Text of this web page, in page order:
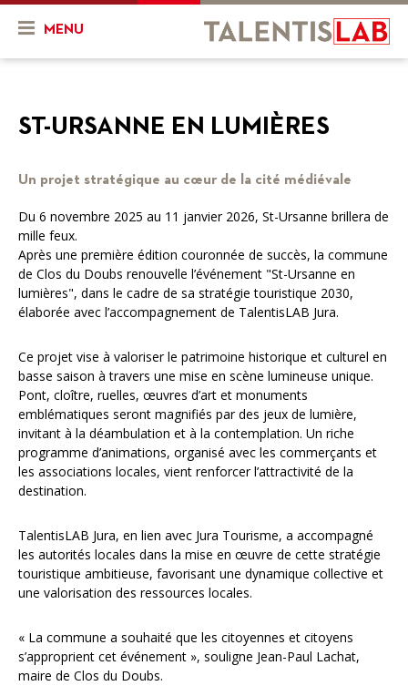
MENU
Présentation
Nos objectifs
Nos services
Nos partenaires
Actualités & Agenda
Mon projet
En cours
Projets finalisés
Ressources
Vidéos
FR DE
ST-URSANNE EN LUMIÈRES
Un projet stratégique au cœur de la cité médiévale
Du 6 novembre 2025 au 11 janvier 2026, St-Ursanne brillera de
mille feux.
Après une première édition couronnée de succès, la commune
de Clos du Doubs renouvelle l’événement "St-Ursanne en
lumières", dans le cadre de sa stratégie touristique 2030,
élaborée avec l’accompagnement de TalentisLAB Jura.
Ce projet vise à valoriser le patrimoine historique et culturel en
basse saison à travers une mise en scène lumineuse unique.
Pont, cloître, ruelles, œuvres d’art et monuments
emblématiques seront magnifiés par des jeux de lumière,
invitant à la déambulation et à la contemplation. Un riche
programme d’animations, organisé avec les commerçants et
les associations locales, vient renforcer l’attractivité de la
destination.
TalentisLAB Jura, en lien avec Jura Tourisme, a accompagné
les autorités locales dans la mise en œuvre de cette stratégie
touristique ambitieuse, favorisant une dynamique collective et
une valorisation des ressources locales.
« La commune a souhaité que les citoyennes et citoyens
s’approprient cet événement », souligne Jean-Paul Lachat,
maire de Clos du Doubs.